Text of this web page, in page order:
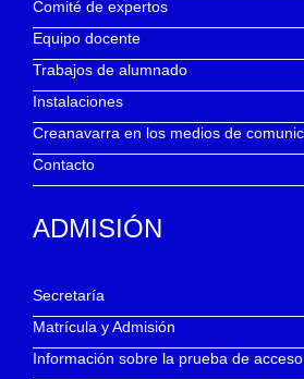
Comité de expertos
Equipo docente
Trabajos de alumnado
Instalaciones
Creanavarra en los medios de
Contacto
ADMISIÓN
Secretaría
Matrícula y Admisión
Información sobre la prueba de